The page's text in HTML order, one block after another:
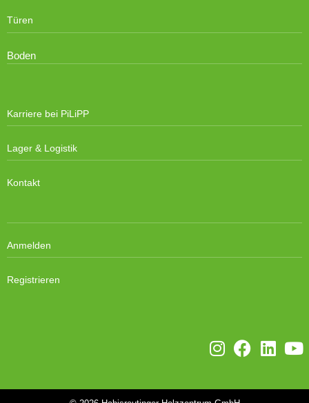
Türen
Boden
Karriere bei PiLiPP
Lager & Logistik
Kontakt
Anmelden
Registrieren